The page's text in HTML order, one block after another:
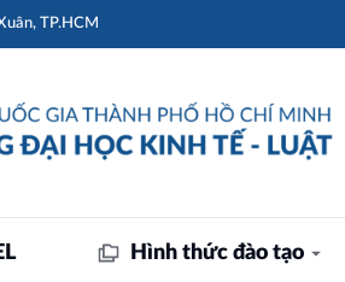
TP.HCM
Hình thức đào tạo